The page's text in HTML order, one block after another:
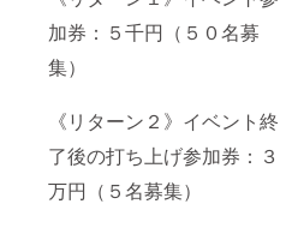
加券：５千円（５０名募
集）
《リターン２》イベント終
了後の打ち上げ参加券：３
万円（５名募集）